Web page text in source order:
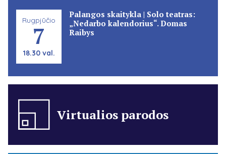
Rugpjūčio
7
18.30 val.
Palangos skaitykla | Solo teatras:
„Nedarbo kalendorius“. Domas
Raibys
Virtualios parodos